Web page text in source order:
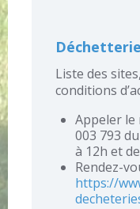
Liste des
conditions
Appeler le
003 793
à 12h et
Rendez-
https://